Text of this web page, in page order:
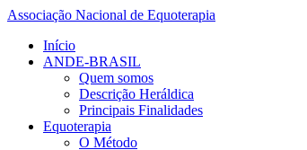
Associação Nacional de Equoterapia
Início
ANDE-BRASIL
Quem somos
Descrição Heráldica
Principais Finalidades
Equoterapia
O Método